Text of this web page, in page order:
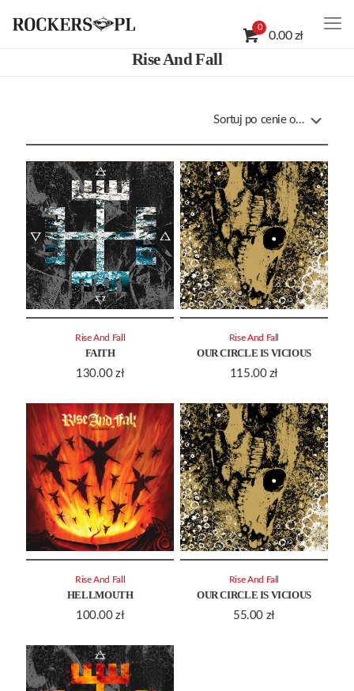
0
0.00 zł
Rise And Fall
FAITH
130.00 zł
Rise And Fall
OUR CIRCLE IS VICIOUS
115.00 zł
Rise And Fall
HELLMOUTH
100.00 zł
Rise And Fall
OUR CIRCLE IS VICIOUS
55.00 zł
Rise And Fall